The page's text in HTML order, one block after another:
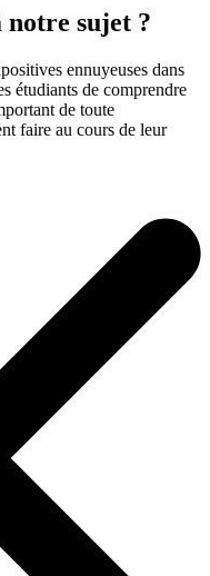
notre sujet ?
ennuyeuses dans
étudiants de comprendre
de toute
faire au cours de leur